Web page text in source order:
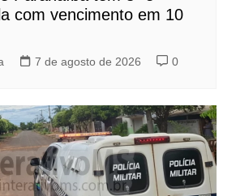
com vencimento em 10
7 de agosto de 2026 0